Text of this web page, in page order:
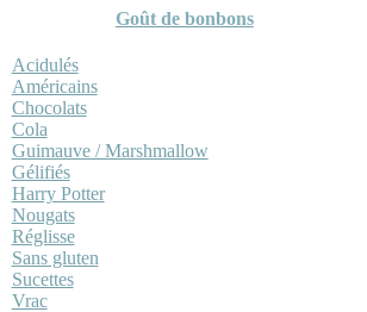
Goût de bonbons
Acidulés
Américains
Chocolats
Cola
Guimauve / Marshmallow
Gélifiés
Harry Potter
Nougats
Réglisse
Sans gluten
Sucettes
Vrac